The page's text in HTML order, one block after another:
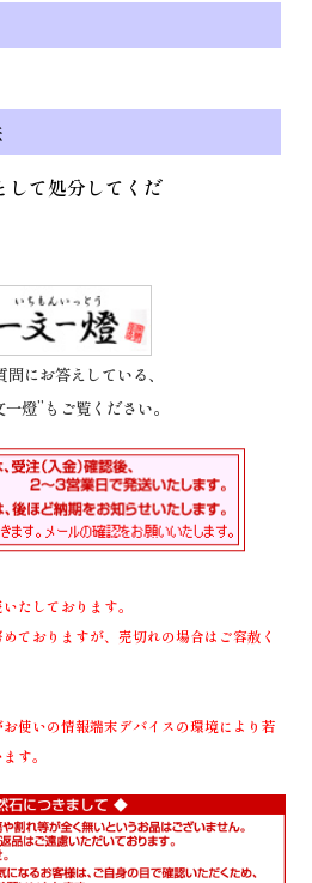
して処分してくだ
にお答えしている、
燈”もご覧ください。
たしております。
ておりますが、売切れの場合はご容赦く
使いの情報端末デバイスの環境により若
す。